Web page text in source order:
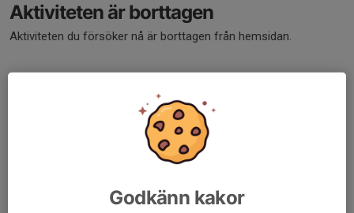
Aktiviteten är borttagen
Aktiviteten du försöker nå är borttagen från hemsidan.
Godkänn kakor